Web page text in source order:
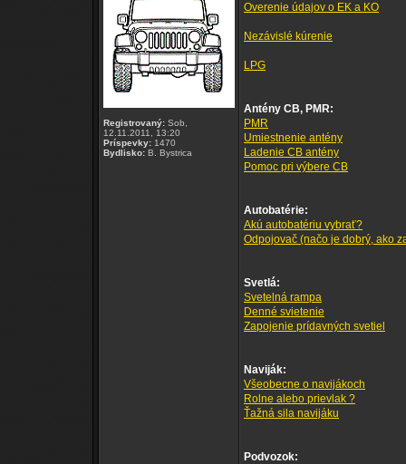
Registrovaný: Sob,
12.11.2011, 13:20
Príspevky: 1470
Bydlisko: B. Bystrica
Overenie údajov o EK a KO
Nezávislé kúrenie
LPG
Antény CB, PMR:
PMR
Umiestnenie antény
Ladenie CB antény
Pomoc pri výbere CB
Autobatérie:
Akú autobatériu vybrať?
Odpojovač (načo je dobrý, ako
Svetlá:
Svetelná rampa
Denné svietenie
Zapojenie prídavných svetiel
Naviják:
Všeobecne o navijákoch
Rolne alebo prievlak ?
Ťažná sila navijáku
Podvozok: